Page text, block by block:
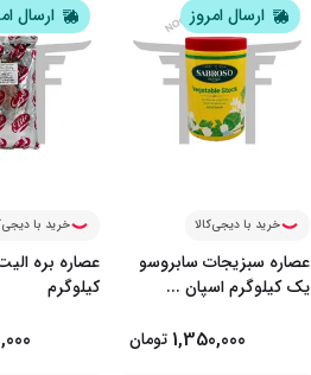
ارسال امروز
خرید با دیجی‌کالا
عصاره سبزیجات سابروسو
یک کیلوگرم اسپان ...
1,350,000 تومان
ارسال
خرید با
عصاره بره
کیلوگرم